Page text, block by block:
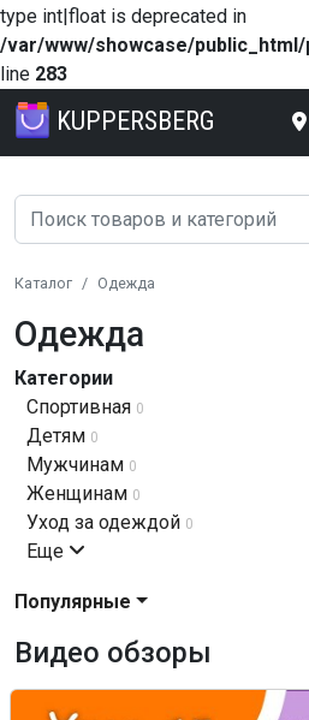
type int|float is deprecated in
/var/www/showcase/
line 283
KUPPERSBERG
Каталог Одежда
Одежда
Категории
Спортивная 0
Детям 0
Мужчинам 0
Женщинам 0
Уход за одеждой 0
Еще
Популярные
Видео обзоры